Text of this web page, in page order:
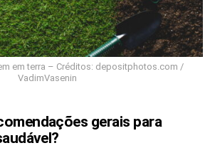
em terra – Créditos: depositphotos.com /
VadimVasenin
gerais para